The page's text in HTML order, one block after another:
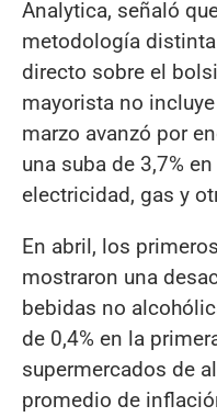
Analytica, señaló
metodología
directo sobre el
mayorista no
marzo avanzó por
una suba de 3,7%
electricidad, gas y
En abril, los
mostraron una
bebidas no
de 0,4% en la
supermercados de
promedio de